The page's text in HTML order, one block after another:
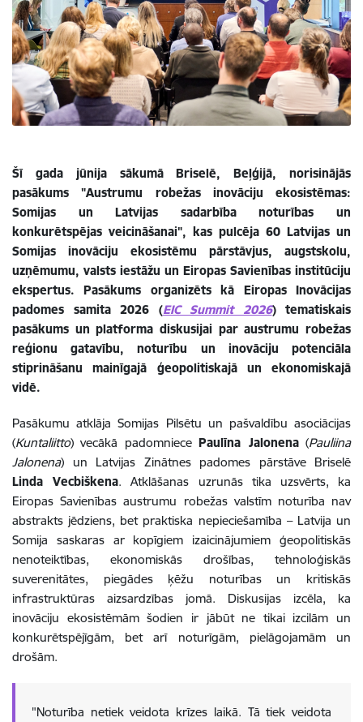
Šī gada jūnija sākumā Briselē, Beļģijā, norisinājās
pasākums "Austrumu robežas inovāciju ekosistēmas:
Somijas un Latvijas sadarbība noturības un
konkurētspējas veicināšanai", kas pulcēja 60 Latvijas un
Somijas inovāciju ekosistēmu pārstāvjus, augstskolu,
uzņēmumu, valsts iestāžu un Eiropas Savienības institūciju
ekspertus. Pasākums organizēts kā Eiropas Inovācijas
padomes samita 2026 (EIC Summit 2026) tematiskais
pasākums un platforma diskusijai par austrumu robežas
reģionu gatavību, noturību un inovāciju potenciāla
stiprināšanu mainīgajā ģeopolitiskajā un ekonomiskajā
vidē.
Pasākumu atklāja Somijas Pilsētu un pašvaldību asociācijas
(Kuntaliitto) vecākā padomniecePaulīna Jalonena(Pauliina
Jalonena) un Latvijas Zinātnes padomes pārstāve Briselē
Linda Vecbiškena. Atklāšanas uzrunās tika uzsvērts, ka
Eiropas Savienības austrumu robežas valstīm noturība nav
abstrakts jēdziens, bet praktiska nepieciešamība –Latvija un
Somija saskaras ar kopīgiem izaicinājumiem ģeopolitiskās
nenoteiktības, ekonomiskās drošības, tehnoloģiskās
suverenitātes, piegādes ķēžu noturības un kritiskās
infrastruktūras aizsardzības jomā. Diskusijas izcēla, ka
inovāciju ekosistēmām šodien ir jābūt ne tikai izcilām un
konkurētspējīgām, bet arī noturīgām, pielāgojamām un
drošām.
"Noturība netiek veidota krīzes laikā. Tā tiek veidota